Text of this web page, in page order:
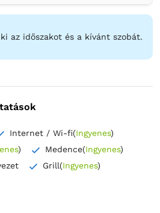
WC-papír Tükör
Hajszárító
az időszakot és a kívánt szobát.
Internet / Wi-fi(Ingyenes)
) Medence(Ingyenes)
Grill(Ingyenes)